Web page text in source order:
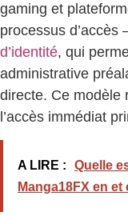
gaming et
processus
d’identité, qui
administrative
directe. Ce modèle
l’accès immédiat
A LIRE :
Quelle
Manga18FX en